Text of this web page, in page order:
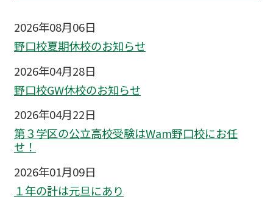
2026年08月06日
野口校夏期休校のお知らせ
2026年04月28日
野口校GW休校のお知らせ
2026年04月22日
第３学区の公立高校受験はWam野口校にお任
せ！
2026年01月09日
１年の計は元旦にあり